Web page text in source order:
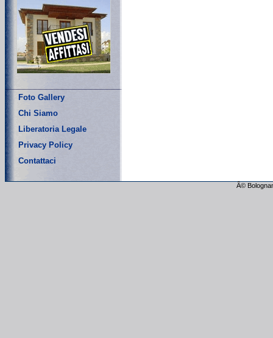
Foto Gallery
Chi Siamo
Liberatoria Legale
Privacy Policy
Contattaci
Â©